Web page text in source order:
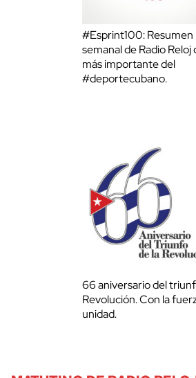
#Esprint100: Resumen
semanal de Radio Reloj
más importante del
#deportecubano.
66 aniversario del
Revolución. Con la
unidad.